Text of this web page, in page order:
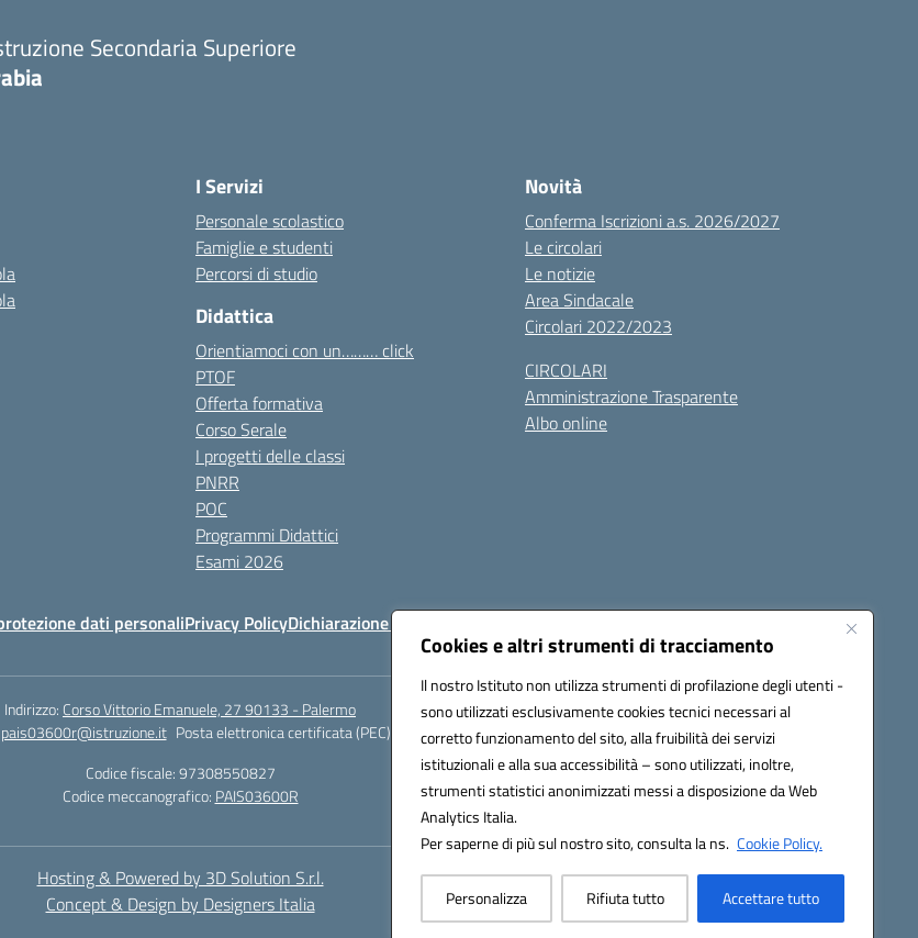
Cookies e altri strumenti di tracciamento
Il nostro Istituto non utilizza strumenti di profilazione degli utenti -
sono utilizzati esclusivamente cookies tecnici necessari al
corretto funzionamento del sito, alla fruibilità dei servizi
istituzionali e alla sua accessibilità – sono utilizzati, inoltre,
strumenti statistici anonimizzati messi a disposizione da Web
Analytics Italia.
Per saperne di più sul nostro sito, consulta la ns. Cookie Policy.
Personalizza Rifiuta tutto Accettare tutto
Secondaria Superiore
I Servizi
Personale scolastico
Famiglie e studenti
Percorsi di studio
Didattica
Orientiamoci con un……… click
PTOF
Offerta formativa
Corso Serale
I progetti delle classi
PNRR
POC
Programmi Didattici
Esami 2026
Novità
Conferma Iscrizioni a.s. 2026/2027
Le circolari
Le notizie
Area Sindacale
Circolari 2022/2023
CIRCOLARI
Amministrazione Trasparente
Albo online
dati personaliPrivacy PolicyDichiarazione di accessibilità Seguici su:
Indirizzo: Corso Vittorio Emanuele, 27 90133 - Palermo
pais03600r@istruzione.it Posta elettronica certificata (PEC):
pais03600r@pec.istruzione.it
Codice fiscale: 97308550827
Codice meccanografico: PAIS03600R
Hosting & Powered by 3D Solution S.r.l.
Concept & Design by Designers Italia